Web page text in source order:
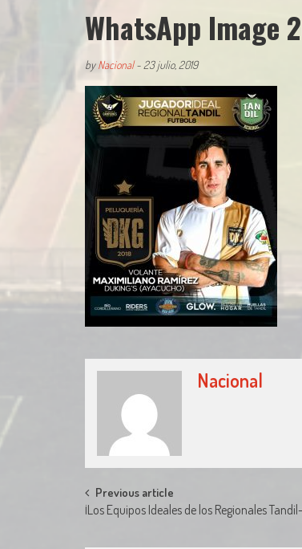
WhatsApp Image
byNacional- 23 julio, 2019
Nacional
Post
navigation
Previous article
¡Los Equipos Ideales de los Regionales